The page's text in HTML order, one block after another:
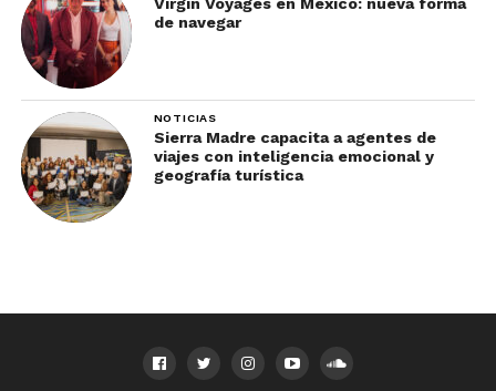
de navegar
NOTICIAS
Sierra Madre capacita a agentes de
viajes con inteligencia emocional y
geografía turística